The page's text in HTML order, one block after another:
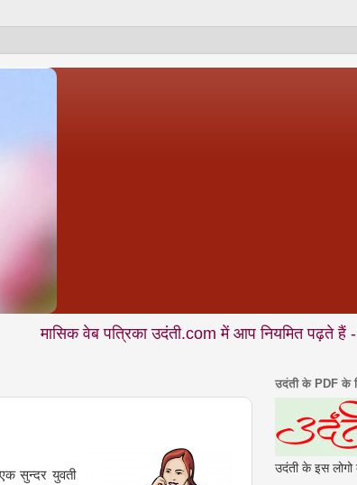
वेब पत्रिका उदंती.com में आप नियमित पढ़ते हैं - शिक्षा •
सुन्दर युवती
उदंती के PDF के
उदंती के इस लोगो